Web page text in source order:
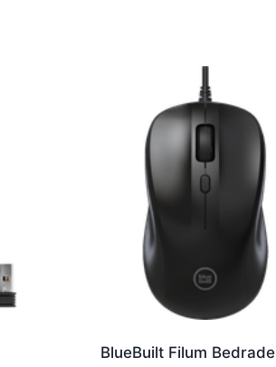
BlueBuilt Filum Bedrade